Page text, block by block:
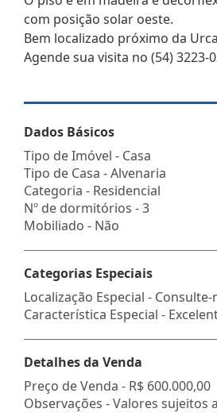
com posição solar oeste.
Bem localizado próximo da
Agende sua visita no (54) 3223-
Dados Básicos
Tipo de Imóvel - Casa
Tipo de Casa - Alvenaria
Categoria - Residencial
Nº de dormitórios - 3
Mobiliado - Não
Categorias Especiais
Localização Especial - Consulte-
Característica Especial -
Detalhes da Venda
Preço de Venda - R$ 600.000,00
Observações - Valores sujeitos